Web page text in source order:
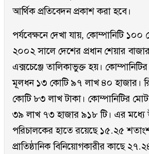
আর্থিক প্রতিবেদন প্রকাশ করা হবে।
পর্যবেক্ষনে দেখা যায়, কোম্পানিটি
২০০২ সালে দেশের প্রধান শেয়ার
এক্সচেঞ্জে তালিকাভুক্ত হয়।
মূলধন ১৩ কোটি ৯৭ লাখ ৪০ হাজার।
কোটি ৮৩ লাখ টাকা। কোম্পানিটির
৩৯ লাখ ৭৩ হাজার ৯১৮ টি। এর মধ্যে
পরিচালকের হাতে রয়েছে ১৫.২৫
প্রাতিষ্ঠানিক বিনিয়োগকারীর কাছে